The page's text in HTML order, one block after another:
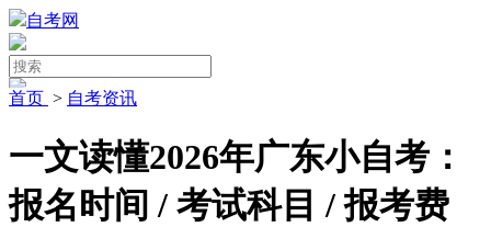
自考网
首页 > 自考资讯
一文读懂2026年广东小自考：
报名时间 / 考试科目 / 报考费